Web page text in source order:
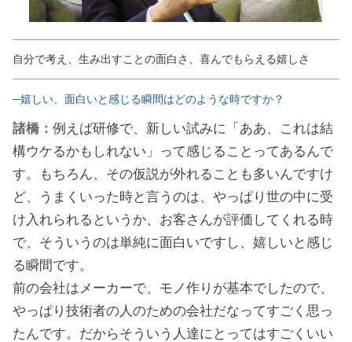
自分で考え、生み出すことの面白さ、喜んでもらえる嬉しさ
─嬉しい、面白いと感じる瞬間はどのような時ですか？
諸橋： 例えば研修で、新しい試みに「ああ、これは結
構ウケるかもしれない」って感じることってあるんで
す。もちろん、その仮説が外れることも多いんですけ
ど、うまくいった時と言うのは、やっぱり世の中に受
け入れられるというか、お客さんが評価してくれる時
で、そういうのは単純に面白いですし、嬉しいと感じ
る瞬間です。
前の会社はメーカーで、モノ作りが基本でしたので、
やっぱり技術者の人のための会社だなってすごく思っ
たんです。だからそういう人達にとってはすごくいい